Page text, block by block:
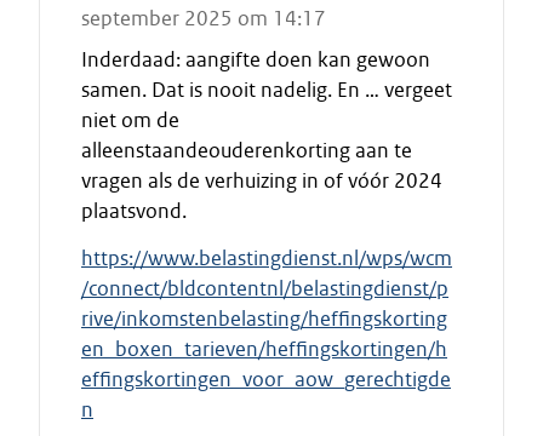
september 2025 om 14:17
Inderdaad: aangifte doen kan gewoon
samen. Dat is nooit nadelig. En … vergeet
niet om de
alleenstaandeouderenkorting aan te
vragen als de verhuizing in of vóór 2024
plaatsvond.
https://www.belastingdienst.nl/wps/wcm
/connect/bldcontentnl/belastingdienst/p
rive/inkomstenbelasting/heffingskorting
en_boxen_tarieven/heffingskortingen/h
effingskortingen_voor_aow_gerechtigde
n